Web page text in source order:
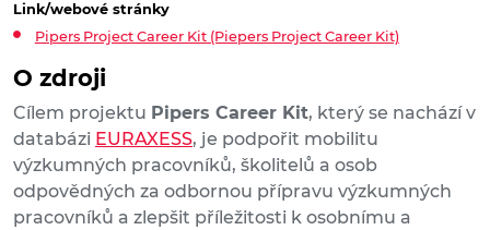
O zdroji
Cílem projektu Pipers Career Kit, který se nachází v
databázi EURAXESS, je podpořit mobilitu
výzkumných pracovníků, školitelů a osob
odpovědných za odbornou přípravu výzkumných
pracovníků a zlepšit příležitosti k osobnímu a
Link/webové stránky
Pipers Project Career Kit (Piepers Project Career Kit)